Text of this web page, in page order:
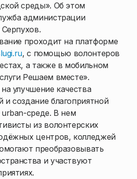
среды». Об этом
администрации
Серпухов.
проходит на платформе
, с помощью волонтеров
а также в мобильном
Решаем вместе».
улучшение качества
создание благоприятной
среде. В нем
из волонтерских
центров, колледжей
преобразовывать
и участвуют